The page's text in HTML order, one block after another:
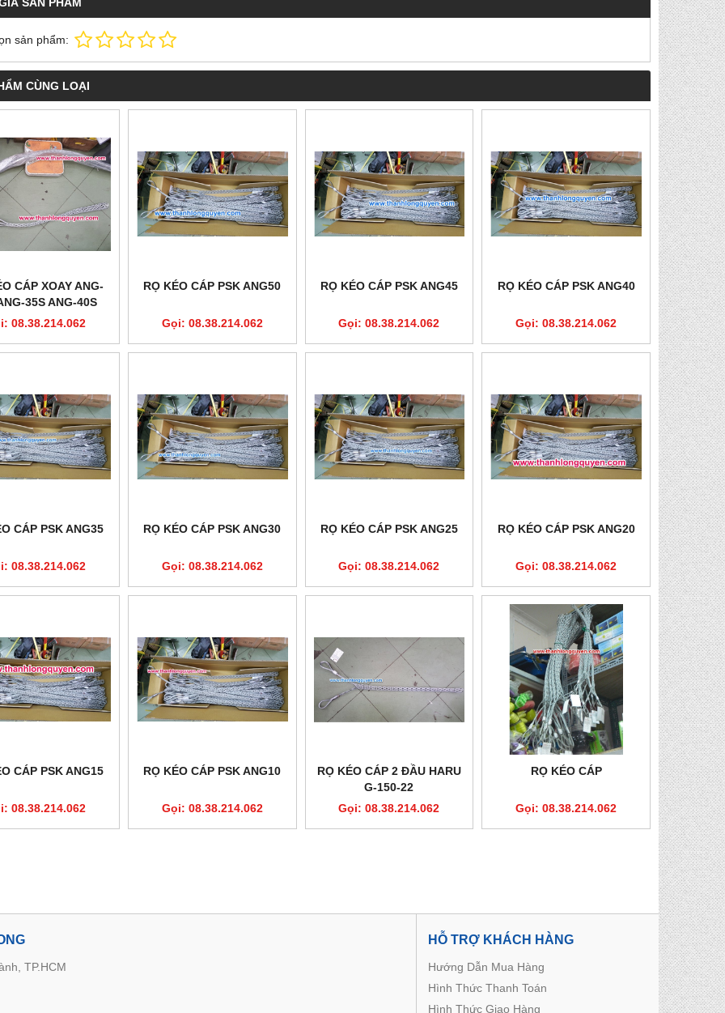
sản phẩm:
CÙNG LOẠI
CÁP XOAY ANG-
35S ANG-40S
45S ANG-50S
08.38.214.062
RỌ KÉO CÁP PSK ANG50
Gọi: 08.38.214.062
RỌ KÉO CÁP PSK ANG45
Gọi: 08.38.214.062
RỌ KÉO CÁP PSK ANG40
Gọi: 08.38.214.062
CÁP PSK ANG35
08.38.214.062
RỌ KÉO CÁP PSK ANG30
Gọi: 08.38.214.062
RỌ KÉO CÁP PSK ANG25
Gọi: 08.38.214.062
RỌ KÉO CÁP PSK ANG20
Gọi: 08.38.214.062
CÁP PSK ANG15
08.38.214.062
RỌ KÉO CÁP PSK ANG10
Gọi: 08.38.214.062
RỌ KÉO CÁP 2 ĐẦU HARU
G-150-22
Gọi: 08.38.214.062
RỌ KÉO CÁP
Gọi: 08.38.214.062
TP.HCM
HỖ TRỢ KHÁCH HÀNG
Hướng Dẫn Mua Hàng
Hình Thức Thanh Toán
Hình Thức Giao Hàng